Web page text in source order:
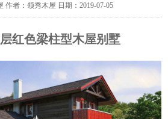
作者：领秀木屋 日期：2019-07-05
红色梁柱型木屋别墅